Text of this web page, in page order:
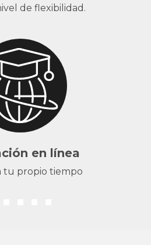
de flexibilidad.
en línea
tu propio tiempo